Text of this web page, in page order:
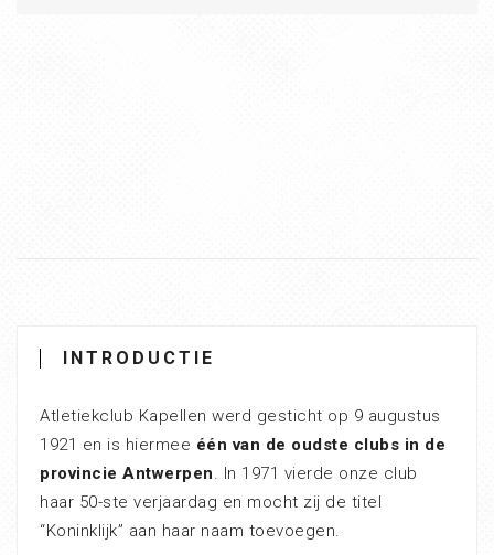
INTRODUCTIE
Atletiekclub Kapellen werd gesticht op 9 augustus
1921 en is hiermee één van de oudste clubs in de
provincie Antwerpen. In 1971 vierde onze club
haar 50-ste verjaardag en mocht zij de titel
“Koninklijk” aan haar naam toevoegen.